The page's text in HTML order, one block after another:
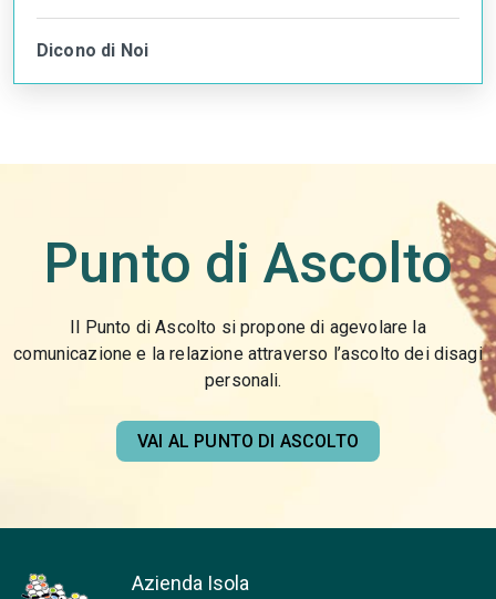
Dicono di Noi
Punto di Ascolto
Il Punto di Ascolto si propone di agevolare la
comunicazione e la relazione attraverso l’ascolto dei disagi
personali.
VAI AL PUNTO DI ASCOLTO
Azienda Isola